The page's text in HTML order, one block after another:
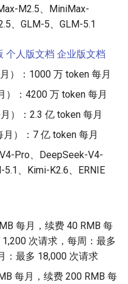
M2.5、MiniMax-
、GLM-5、GLM-5.1
个人版文档 企业版文档
）：1000 万 token 每月
）：4200 万 token 每月
）：2.3 亿 token 每月
）：7 亿 token 每月
Pro、DeepSeek-V4-
、Kimi-K2.6、ERNIE
每月，续费 40 RMB 每
次请求，每周：最多
：最多 18,000 次请求
每月，续费 200 RMB 每